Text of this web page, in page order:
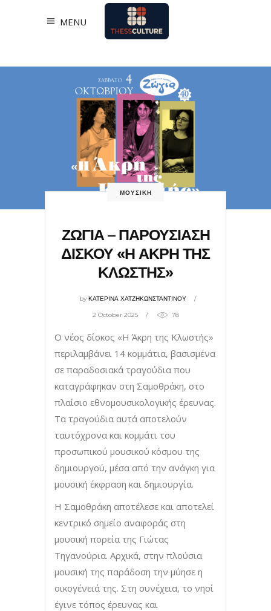
MENU
ΜΟΥΣΙΚΗ
ΖΩΓΙΑ – ΠΑΡΟΥΣΙΑΣΗ
ΔΙΣΚΟΥ «Η ΑΚΡΗ ΤΗΣ
ΚΛΩΣΤΗΣ»
byΚΑΤΕΡΙΝΑ ΧΑΤΖΗΚΩΝΣΤΑΝΤΙΝΟΥ
2 October 2025 78
Ο νέος δίσκος «Η Άκρη της Κλωστής»
περιλαμβάνει 14 κομμάτια, βασισμένα
σε παραδοσιακά τραγούδια που
καταγράφηκαν στη Σαμοθράκη, στο
πλαίσιο εθνομουσικολογικής έρευνας.
Τα τραγούδια αυτά αποτελούν
ταυτόχρονα και κομμάτι του
προσωπικού μουσικού κόσμου της
δημιουργού, μέσα από την ανάγκη για
μουσική έκφραση και δημιουργία.
Η Σαμοθράκη αποτέλεσε και αποτελεί
κεντρικό σημείο αναφοράς στη
μουσική πορεία της Γιώτας
Τηγανούρια. Αρχικά, στην πλούσια
μουσική της παράδοση την μύησε η
οικογένειά της. Στη συνέχεια, το νησί
έγινε τόπος έρευνας και